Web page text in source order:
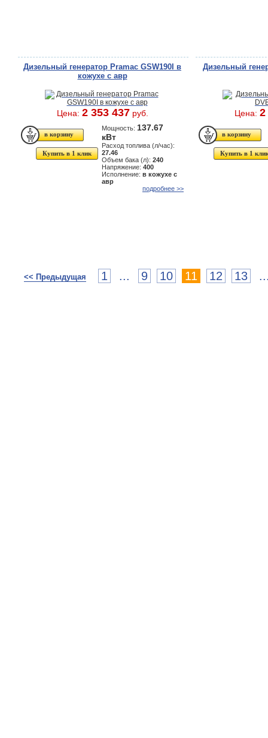
Дизельный генератор Pramac GSW190I в
кожухе с авр
Цена: 2 353 437руб.
Купить в 1 клик
Мощность: 137.67
кВт
Расход топлива (л/час):
27.46
Объем бака (л): 240
Напряжение: 400
Исполнение: в кожухе с
авр
подробнее >>
Дизельный
Цена: 2
Купить в 1
<< Предыдущая 1 ... 9 10 11 12 13